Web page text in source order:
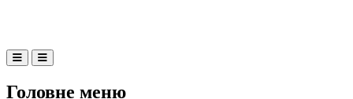
Головне меню